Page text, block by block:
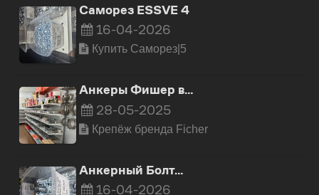
Саморез ESSVE 4
16-04-2026
Купить Cаморез|5
Анкеры Фишер в…
28-05-2025
Крепёж бренда Ficher
Анкерный Болт…
16-04-2026